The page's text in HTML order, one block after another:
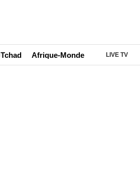
Tchad Afrique-Monde LIVE TV